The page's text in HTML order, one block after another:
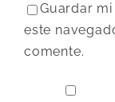
Guardar
este
comente.